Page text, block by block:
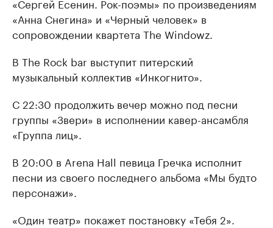
«Сергей Есенин. Рок-поэмы» по произведениям
«Анна Снегина» и «Черный человек» в
сопровождении квартета The Windowz.
В The Rock bar выступит питерский
музыкальный коллектив «Инкогнито».
С 22:30 продолжить вечер можно под песни
группы «Звери» в исполнении кавер-ансамбля
«Группа лиц».
В 20:00 в Arena Hall певица Гречка исполнит
песни из своего последнего альбома «Мы будто
персонажи».
«Один театр» покажет постановку «Тебя 2».